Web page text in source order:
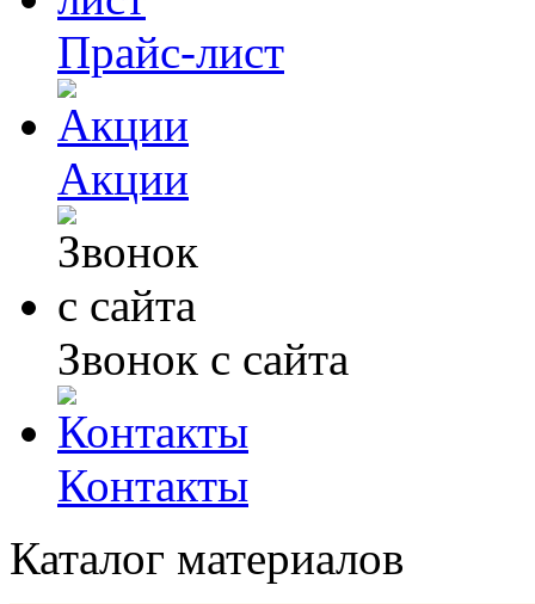
Прайс-лист
Акции
Звонок с сайта
Контакты
Каталог материалов